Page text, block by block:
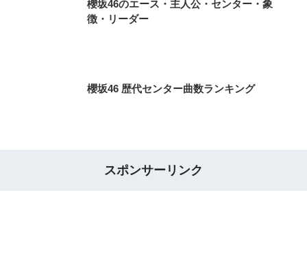
櫻坂46のエース・主人公・センター・象
徴・リーダー
櫻坂46 歴代センター曲数ランキング
スポンサーリンク